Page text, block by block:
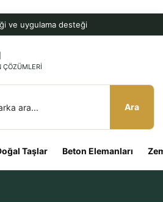
ve uygulama desteği
ÇÖZÜMLERI
Ara
Taşlar Beton Elemanları